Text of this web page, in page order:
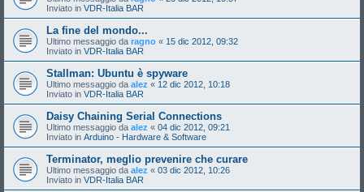
Inviato in VDR-Italia BAR
La fine del mondo...
Ultimo messaggio da ragno « 15 dic 2012, 09:32
Inviato in VDR-Italia BAR
Stallman: Ubuntu è spyware
Ultimo messaggio da alez « 12 dic 2012, 10:18
Inviato in VDR-Italia BAR
Daisy Chaining Serial Connections
Ultimo messaggio da alez « 04 dic 2012, 09:21
Inviato in Arduino - Hardware & Software
Terminator, meglio prevenire che curare
Ultimo messaggio da alez « 03 dic 2012, 10:26
Inviato in VDR-Italia BAR